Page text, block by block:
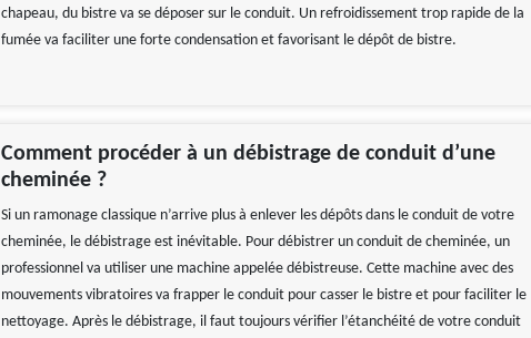
chapeau, du bistre va se déposer sur le conduit. Un refroidissement trop rapide de la
fumée va faciliter une forte condensation et favorisant le dépôt de bistre.
Comment procéder à un débistrage de conduit d’une
cheminée ?
Si un ramonage classique n’arrive plus à enlever les dépôts dans le conduit de votre
cheminée, le débistrage est inévitable. Pour débistrer un conduit de cheminée, un
professionnel va utiliser une machine appelée débistreuse. Cette machine avec des
mouvements vibratoires va frapper le conduit pour casser le bistre et pour faciliter le
nettoyage. Après le débistrage, il faut toujours vérifier l’étanchéité de votre conduit